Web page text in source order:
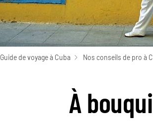
Guide de voyage à Cuba Nos conseils de pro à
À